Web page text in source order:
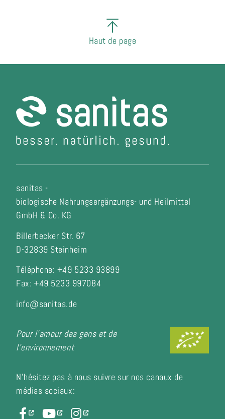
Haut de page
sanitas -
biologische Nahrungsergänzungs- und Heilmittel
GmbH & Co. KG
Billerbecker Str. 67
D-32839 Steinheim
Téléphone: +49 5233 93899
Fax: +49 5233 997084
info@sanitas.de
Pour l'amour des gens et de
l'environnement
N'hésitez pas à nous suivre sur nos canaux de
médias sociaux: